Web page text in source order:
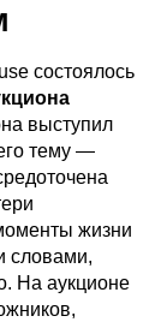
состоялось
выступил
тему —
жизни
словами,
На аукционе